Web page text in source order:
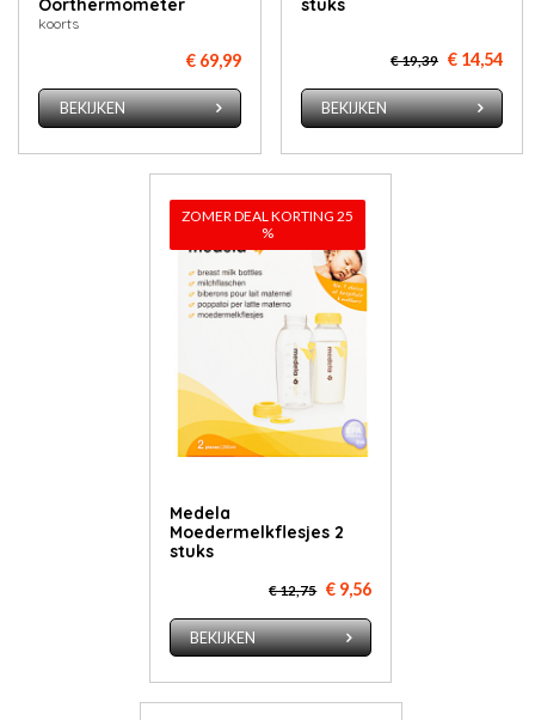
Oorthermometer
koorts
€ 69,99
BEKIJKEN
stuks
€ 19,39 € 14,54
BEKIJKEN
ZOMER DEAL KORTING 25
%
Medela
Moedermelkflesjes 2
stuks
€ 12,75 € 9,56
BEKIJKEN